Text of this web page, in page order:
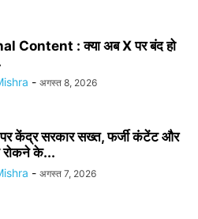
Content : क्या अब X पर बंद हो
- अगस्त 8, 2026
केंद्र सरकार सख्त, फर्जी कंटेंट और
के...
- अगस्त 7, 2026